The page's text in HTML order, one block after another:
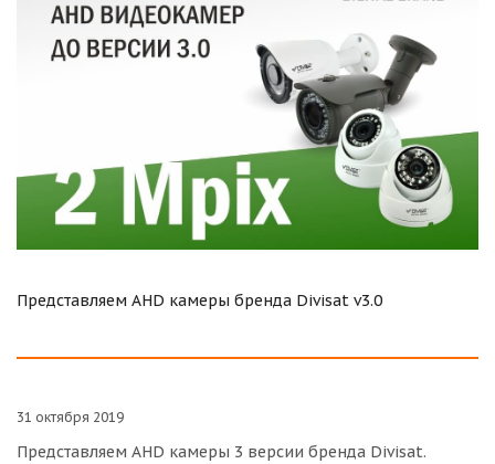
Представляем AHD камеры бренда Divisat v3.0
31 октября 2019
Представляем AHD камеры 3 версии бренда Divisat.